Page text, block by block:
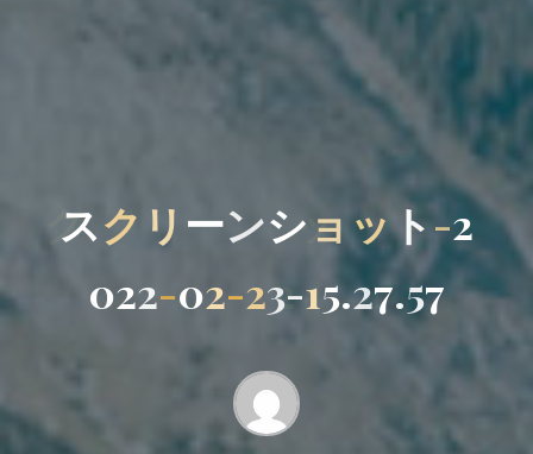
スク リ ーンシ ョ ット-2
022-02-23-15.27.57